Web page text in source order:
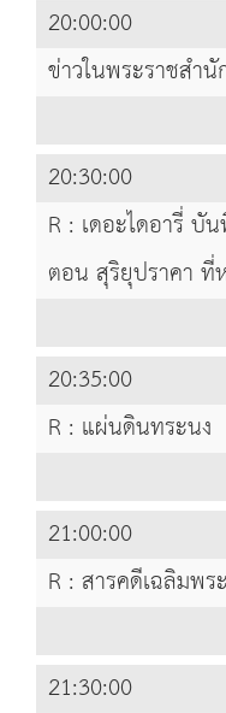
20:00:00
ข่าวในพระราชสำนั
20:30:00
R : เดอะไดอารี่ บั
ตอน สุริยุปราคา ที่
20:35:00
R : แผ่นดินทระนง
21:00:00
R : สารคดีเฉลิมพร
21:30:00